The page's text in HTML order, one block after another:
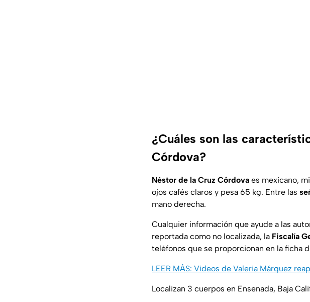
¿Cuáles son las
Córdova?
Néstor de la Cruz Córdova es mexicano,
ojos cafés claros y pesa 65 kg. Entre las
mano derecha.
Cualquier información que ayude a las
reportada como no localizada, la Fiscalía
teléfonos que se proporcionan en la ficha
LEER MÁS: Videos de Valeria Márquez
Localizan 3 cuerpos en Ensenada, Baja